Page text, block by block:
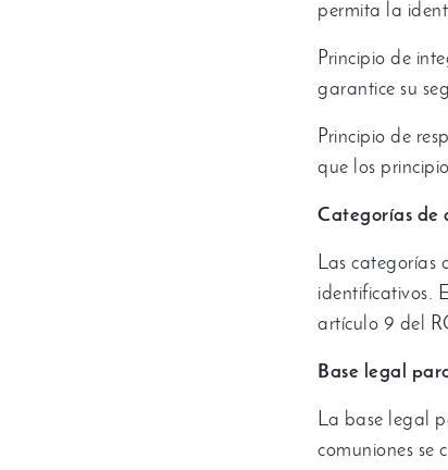
permita la
Principio de
garantice su
Principio de
que los
Categorías de
Las categorías
identificativos.
artículo 9 del
Base legal
La base legal
comuniones se